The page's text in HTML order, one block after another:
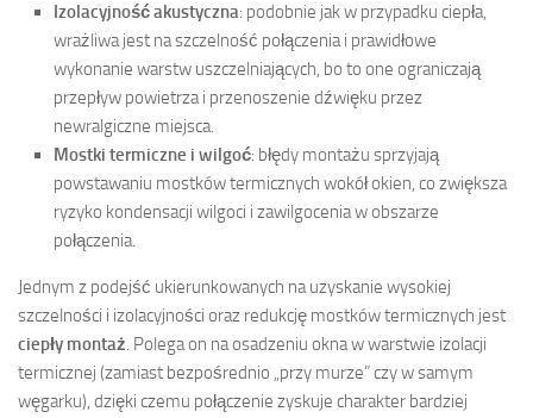
Izolacyjność akustyczna: podobnie jak w przypadku ciepła,
wrażliwa jest na szczelność połączenia i prawidłowe
wykonanie warstw uszczelniających, bo to one ograniczają
przepływ powietrza i przenoszenie dźwięku przez
newralgiczne miejsca.
Mostki termiczne i wilgoć: błędy montażu sprzyjają
powstawaniu mostków termicznych wokół okien, co zwiększa
ryzyko kondensacji wilgoci i zawilgocenia w obszarze
połączenia.
Jednym z podejść ukierunkowanych na uzyskanie wysokiej
szczelności i izolacyjności oraz redukcję mostków termicznych jest
ciepły montaż. Polega on na osadzeniu okna w warstwie izolacji
termicznej (zamiast bezpośrednio „przy murze” czy w samym
węgarku), dzięki czemu połączenie zyskuje charakter bardziej